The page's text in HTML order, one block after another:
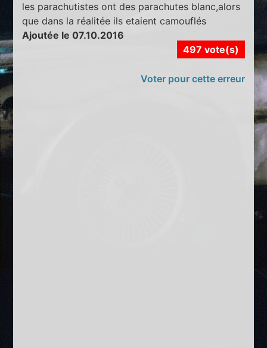
les parachutistes ont des parachutes blanc,alors
que dans la réalitée ils etaient camouflés
Ajoutée le 07.10.2016
497 vote(s)
Voter pour cette erreur